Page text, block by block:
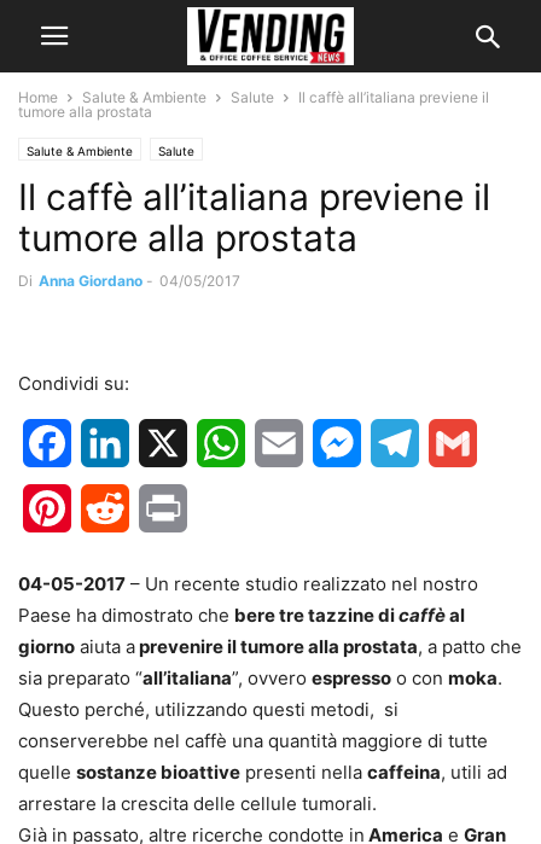
Home Salute & Ambiente Salute
Il caffè all’italiana previene il
tumore alla prostata
Salute & Ambiente Salute
Il caffè all’italiana previene il
tumore alla prostata
Di Anna Giordano - 04/05/2017
Condividi su:
FacebookLinkedIn WhatsApp
Email MessengerTelegram
PinterestReddit
04-05-2017 – Un recente studio realizzato nel nostro
Paese ha dimostrato che bere tre tazzine dicaffèal
giorno aiuta aprevenire il tumore alla prostata, a patto che
sia preparato “all’italiana”, ovvero espresso o con moka.
Questo perché, utilizzando questi metodi, si
conserverebbe nel caffè una quantità maggiore di tutte
quelle sostanze bioattive presenti nella caffeina, utili ad
arrestare la crescita delle cellule tumorali.
Già in passato, altre ricerche condotte in America e Gran